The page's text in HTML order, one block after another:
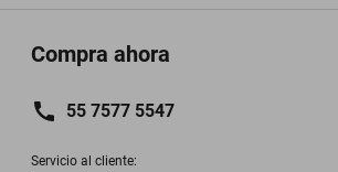
Compra ahora
55 7577 5547
Servicio al cliente: